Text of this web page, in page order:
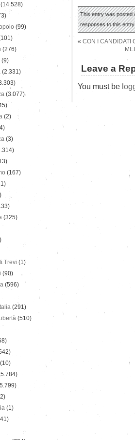
This entry was posted
responses to this
« CON I CANDIDATI
Leave a
You must be
(14.528)
(99)
(276)
(9)
(2.331)
(3.077)
(2)
(3)
(167)
(325)
Trevi (1)
(90)
(596)
(291)
(510)
(10)
(1)